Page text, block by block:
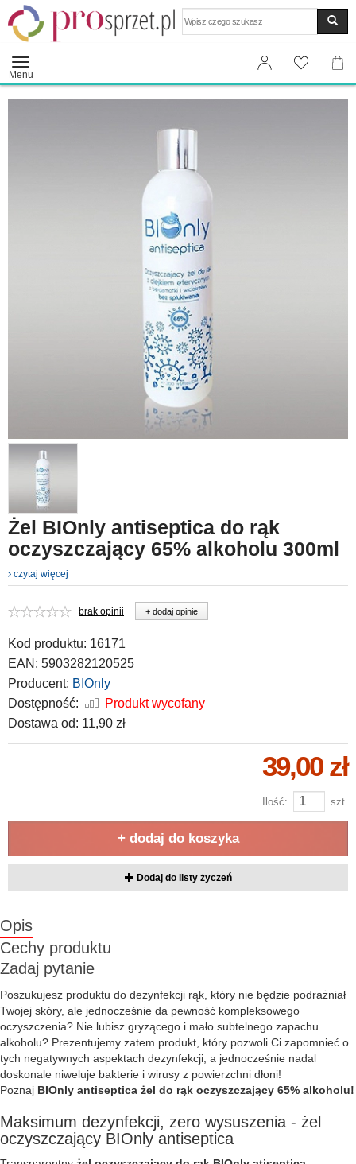
Menu
Żel BIOnly antiseptica do rąk
oczyszczający 65% alkoholu 300ml
czytaj więcej
brak opinii + dodaj opinie
Kod produktu: 16171
EAN: 5903282120525
Producent: BIOnly
Dostępność:
Produkt wycofany
Dostawa od: 11,90 zł
39,00 zł
Ilość: szt.
+ dodaj do koszyka
Dodaj do listy życzeń
Opis
Cechy produktu
Zadaj pytanie
Poszukujesz produktu do dezynfekcji rąk, który nie będzie podrażniał
Twojej skóry, ale jednocześnie da pewność kompleksowego
oczyszczenia? Nie lubisz gryzącego i mało subtelnego zapachu
alkoholu? Prezentujemy zatem produkt, który pozwoli Ci zapomnieć o
tych negatywnych aspektach dezynfekcji, a jednocześnie nadal
doskonale niweluje bakterie i wirusy z powierzchni dłoni!
Poznaj BIOnly antiseptica żel do rąk oczyszczający 65% alkoholu!
Maksimum dezynfekcji, zero wysuszenia - żel
oczyszczający BIOnly antiseptica